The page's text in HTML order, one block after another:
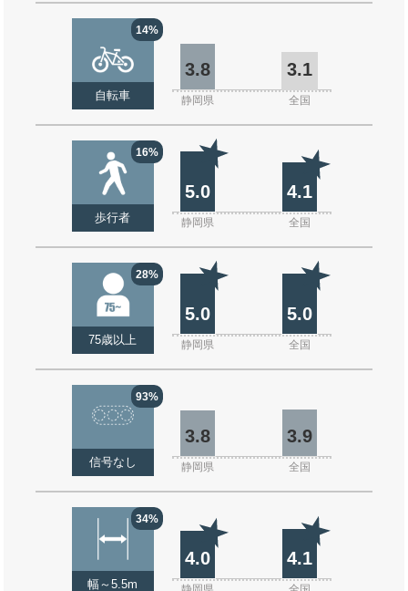
14%
自転車
3.8 3.1
静岡県 全国
16%
歩行者
5.0 4.1
静岡県 全国
28%
75歳以上
5.0 5.0
静岡県 全国
93%
信号なし
3.8 3.9
静岡県 全国
34%
幅～5.5m
4.0 4.1